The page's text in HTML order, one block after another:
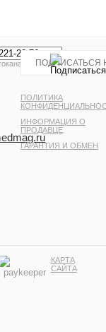
ПОЛИТИКА
ИНФОРМАЦИЯ О
ПРОДАВЦЕ
ГАРАНТИЯ И ОБМЕН
КАРТА
САЙТА